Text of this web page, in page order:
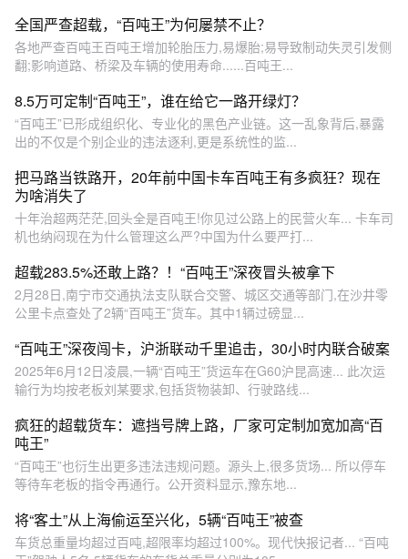
全国严查超载，“百吨王”为何屡禁不止？
各地严查百吨王百吨王增加轮胎压力,易爆胎;易导致制动失灵引发侧
翻;影响道路、桥梁及车辆的使用寿命......百吨王...
8.5万可定制“百吨王”，谁在给它一路开绿灯？
“百吨王”已形成组织化、专业化的黑色产业链。这一乱象背后,暴露
出的不仅是个别企业的违法逐利,更是系统性的监...
把马路当铁路开，20年前中国卡车百吨王有多疯狂？现在
为啥消失了
十年治超两茫茫,回头全是百吨王!你见过公路上的民营火车... 卡车司
机也纳闷现在为什么管理这么严?中国为什么要严打...
超载283.5%还敢上路？！“百吨王”深夜冒头被拿下
2月28日,南宁市交通执法支队联合交警、城区交通等部门,在沙井零
公里卡点查处了2辆“百吨王”货车。其中1辆过磅显...
“百吨王”深夜闯卡，沪浙联动千里追击，30小时内联合破案
2025年6月12日凌晨,一辆“百吨王”货运车在G60沪昆高速... 此次运
输行为均按老板刘某要求,包括货物装卸、行驶路线...
疯狂的超载货车：遮挡号牌上路，厂家可定制加宽加高“百
吨王”
“百吨王”也衍生出更多违法违规问题。源头上,很多货场... 所以停车
等待车老板的指令再通行。公开资料显示,豫东地...
将“客土”从上海偷运至兴化，5辆“百吨王”被查
车货总重量均超过百吨,超限率均超过100%。现代快报记者... “百吨